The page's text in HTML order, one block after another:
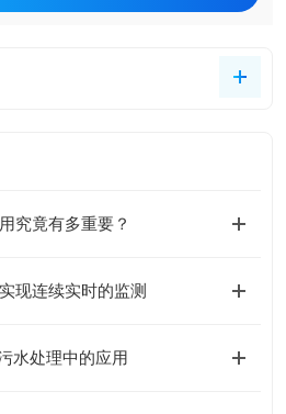
究竟有多重要？
现连续实时的监测
水处理中的应用